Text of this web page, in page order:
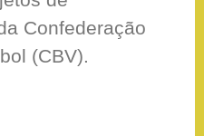
Confederação
(CBV).